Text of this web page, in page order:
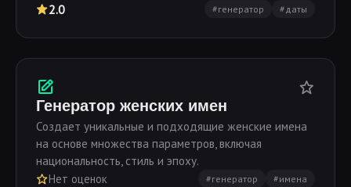
2.0 #генератор #даты
Генератор женских имен
Создает уникальные и подходящие женские имена
на основе множества параметров, включая
национальность, стиль и эпоху.
Нет оценок
#генератор #имена